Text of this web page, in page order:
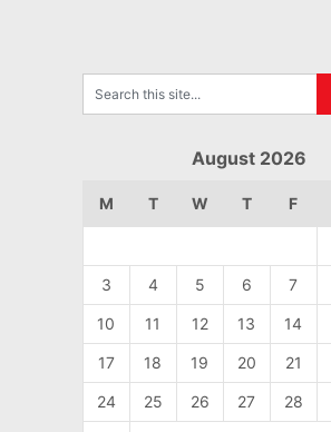
August 2026
M T W T F
3 4 5 6 7
10 11 12 13 14
17 18 19 20 21
24 25 26 27 28